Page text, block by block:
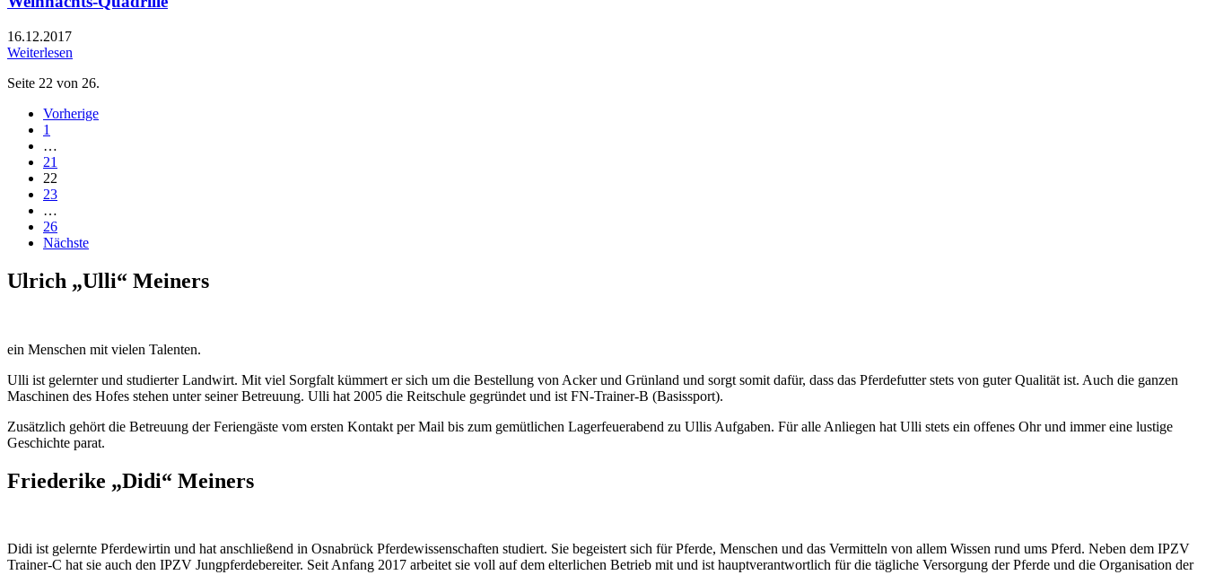
16.12.2017
Weiterlesen
Seite 22 von 26.
Vorherige
1
…
21
22
23
…
26
Nächste
Ulrich „Ulli“ Meiners
ein Menschen mit vielen Talenten.
Ulli ist gelernter und studierter Landwirt. Mit viel Sorgfalt kümmert er sich um die Bestellung von Acker und Grünland und sorgt somit dafür, dass das Pferdefutter stets von guter Qualität ist. Auch die ganzen
Maschinen des Hofes stehen unter seiner Betreuung. Ulli hat 2005 die Reitschule gegründet und ist FN-Trainer-B (Basissport).
Zusätzlich gehört die Betreuung der Feriengäste vom ersten Kontakt per Mail bis zum gemütlichen Lagerfeuerabend zu Ullis Aufgaben. Für alle Anliegen hat Ulli stets ein offenes Ohr und immer eine lustige
Geschichte parat.
Friederike „Didi“ Meiners
Didi ist gelernte Pferdewirtin und hat anschließend in Osnabrück Pferdewissenschaften studiert. Sie begeistert sich für Pferde, Menschen und das Vermitteln von allem Wissen rund ums Pferd. Neben dem IPZV
Trainer-C hat sie auch den IPZV Jungpferdebereiter. Seit Anfang 2017 arbeitet sie voll auf dem elterlichen Betrieb mit und ist hauptverantwortlich für die tägliche Versorgung der Pferde und die Organisation der